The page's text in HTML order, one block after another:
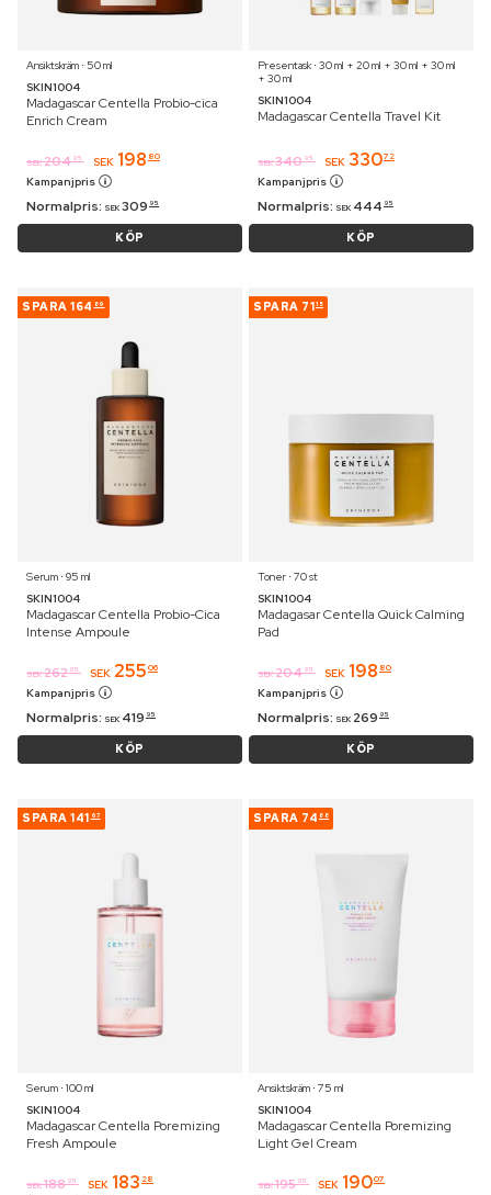
Ansiktskräm ⋅ 50 ml
SKIN1004
Madagascar Centella Probio-cica
Enrich Cream
SEK 204 95 SEK 198 80
Kampanjpris
Normalpris: SEK 309 95
KÖP
Presentask ⋅ 30 ml + 20 ml + 30 ml + 30 ml
+ 30 ml
SKIN1004
Madagascar Centella Travel Kit
SEK 340 95 SEK 33072
Kampanjpris
Normalpris: SEK 444 95
KÖP
SPARA 164 89
Serum ⋅ 95 ml
SKIN1004
Madagascar Centella Probio-Cica
Intense Ampoule
SEK 262 95 SEK 255 06
Kampanjpris
Normalpris: SEK 419 95
KÖP
SPARA 7115
Toner ⋅ 70 st
SKIN1004
Madagasar Centella Quick Calming
Pad
SEK 204 95 SEK 198 80
Kampanjpris
Normalpris: SEK 269 95
KÖP
SPARA 141 67
Serum ⋅ 100 ml
SKIN1004
Madagascar Centella Poremizing
Fresh Ampoule
SEK 188 95 SEK 183 28
SPARA 74 88
Ansiktskräm ⋅ 75 ml
SKIN1004
Madagascar Centella Poremizing
Light Gel Cream
SEK 195 95 SEK 19007